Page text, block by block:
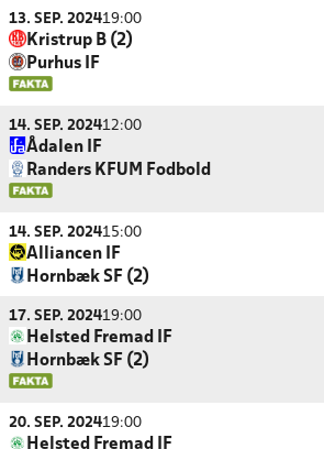
13. SEP. 202419:00
Kristrup B (2)
Purhus IF
14. SEP. 202412:00
Ådalen IF
Randers KFUM Fodbold
14. SEP. 202415:00
Alliancen IF
Hornbæk SF (2)
17. SEP. 202419:00
Helsted Fremad IF
Hornbæk SF (2)
20. SEP. 202419:00
Helsted Fremad IF